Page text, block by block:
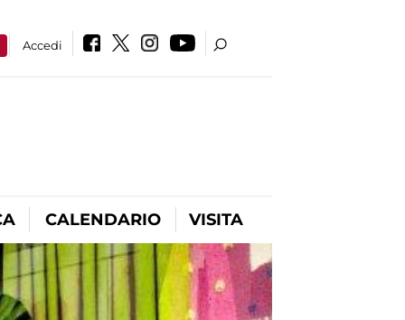
Accedi
CALENDARIO VISITA